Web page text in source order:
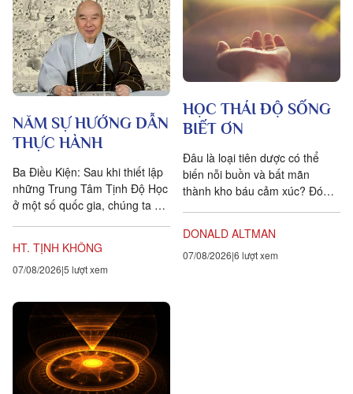
NĂM SỰ HƯỚNG DẪN
THỰC HÀNH
Ba Điều Kiện: Sau khi thiết lập
những Trung Tâm Tịnh Độ Học
ở một số quốc gia, chúng ta đặt
HT. TỊNH KHÔNG
07/08/2026 5 lượt xem
HỌC THÁI ĐỘ SỐNG
BIẾT ƠN
Đâu là loại tiên dược có thể
biến nỗi buồn và bất mãn
thành kho báu cảm xúc? Đó
DONALD ALTMAN
07/08/2026 6 lượt xem